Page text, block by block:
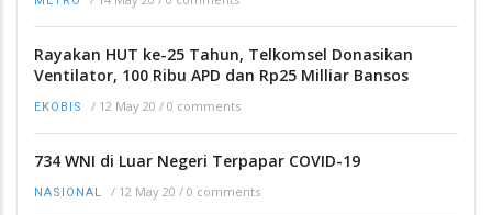
Rayakan HUT ke-25 Tahun, Telkomsel Donasikan
Ventilator, 100 Ribu APD dan Rp25 Milliar Bansos
EKOBIS / 12 May 20 / 0 comments
734 WNI di Luar Negeri Terpapar COVID-19
NASIONAL / 12 May 20 / 0 comments